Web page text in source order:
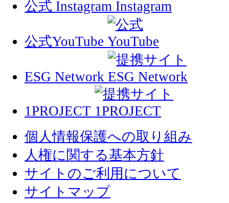
公式 Instagram
公式YouTube
ESG Network
1PROJECT
個人情報保護への取り組み
人権に関する基本方針
サイトのご利用について
サイトマップ